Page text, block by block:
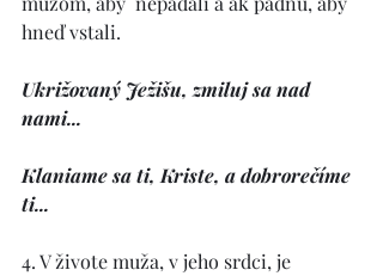
hneď vstali.
Ukrižovaný Ježišu, zmiluj sa nad
nami...
Klaniame sa ti, Kriste, a dobrorečíme
ti...
4. V živote muža, v jeho srdci, je